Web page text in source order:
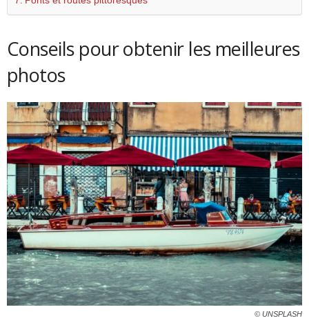
Conseils pour obtenir les meilleures
photos
© UNSPLASH